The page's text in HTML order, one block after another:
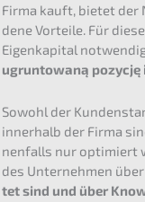
Firma kauft, bietet der
de­ne Vortei­le. Für
Eigen­ka­pi­tal
ugrun­to­waną pozyc­ję
Sowohl der
inner­halb der Firma
nen­falls nur optimiert
des Unter­neh­men über
tet sind und über